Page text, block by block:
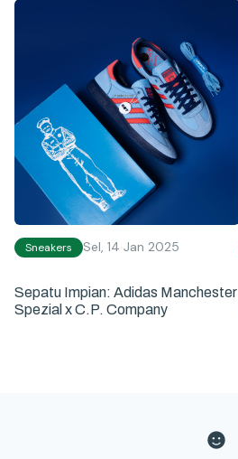
Sneakers Sel, 14 Jan 2025
Sepatu Impian: Adidas Manchester
Spezial x C.P. Company